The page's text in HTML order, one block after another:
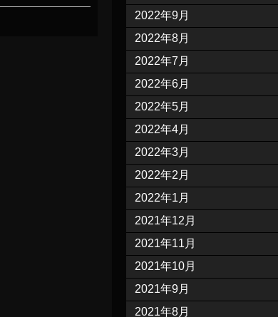
2022年9月
2022年8月
2022年7月
2022年6月
2022年5月
2022年4月
2022年3月
2022年2月
2022年1月
2021年12月
2021年11月
2021年10月
2021年9月
2021年8月